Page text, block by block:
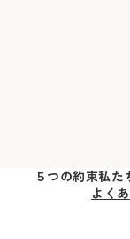
５つの約束私た
よく